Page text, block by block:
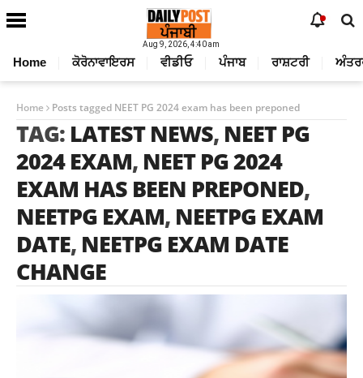
Aug 9, 2026, 4:40 am
Home ਕੋਰੋਨਾਵਾਇਰਸ ਵੀਡੀਓ ਪੰਜਾਬ ਰਾਸ਼ਟਰੀ
Home Posts tagged NEET PG 2024 exam has been preponed
TAG: LATEST NEWS, NEET PG
2024 EXAM, NEET PG 2024
EXAM HAS BEEN PREPONED,
NEETPG EXAM, NEETPG EXAM
DATE, NEETPG EXAM DATE
CHANGE